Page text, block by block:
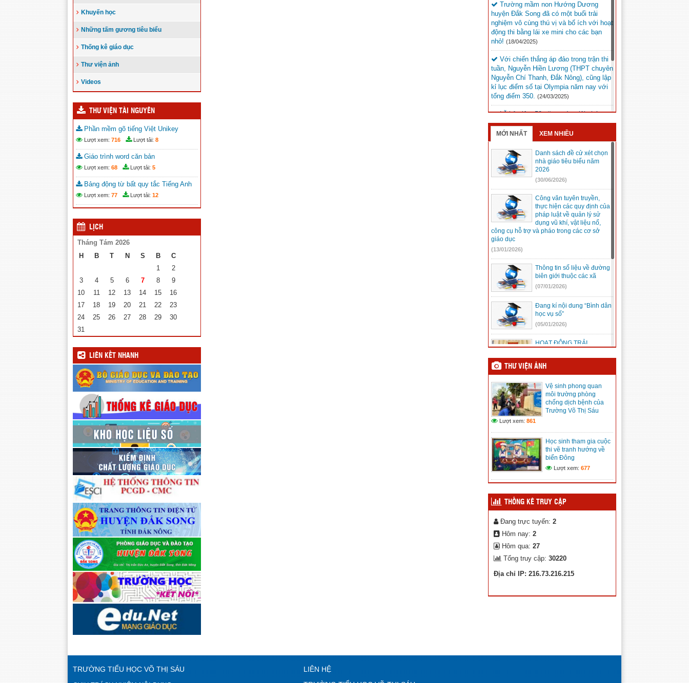
Khuyến học
Những tấm gương tiêu biểu
Thống kê giáo dục
Thư viện ảnh
Videos
THƯ VIỆN TÀI NGUYÊN
Phần mềm gõ tiếng Việt Unikey
Lượt xem: 716 Lượt tải: 8
Giáo trình word căn bản
Lượt xem: 68 Lượt tải: 5
Bảng động từ bất quy tắc Tiếng Anh
Lượt xem: 77 Lượt tải: 12
LỊCH
Tháng Tám 2026
H
B T N S B
C
1
2
3
4 5 6 7 8
9
10
11 12 13 14 15
16
17
18 19 20 21 22
23
24
25 26 27 28 29
30
31
LIÊN KẾT NHANH
Trường mầm non Hướng Dương
huyện Đắk Song đã có một buổi trải
nghiệm vô cùng thú vị và bổ ích với hoạt
động thi bằng lái xe mini cho các bạn
nhỏ! (18/04/2025)
Với chiến thắng áp đảo trong trận thi
tuần, Nguyễn Hiền Lương (THPT chuyên
Nguyễn Chí Thanh, Đắk Nông), cũng lập
kỉ lục điểm số tại Olympia năm nay với
tổng điểm 350. (24/03/2025)
Lễ kỷ niệm 50 năm ngày giải phóng
Đức Lập dự kiến sẽ diễn ra vào lúc 20h
ngày 9/3/2025 tại Quảng trường Đắk Mil.
Kỳ thi chọn học sinh giỏi trung học cơ
sở cấp tỉnh, năm học 2024 – 2025 tại
Hội đồng thi Đắk Song. (05/03/2025)
MỚI NHẤT XEM NHIỀU
Danh sách đề cử xét chọn
nhà giáo tiêu biểu năm
2026
(30/06/2026)
Công văn tuyên truyền,
thực hiện các quy định của
pháp luật về quản lý sử
dụng vũ khí, vật liệu nổ,
công cụ hỗ trợ và pháo trong các cơ sở
giáo dục
(13/01/2026)
Thông tin số liệu về đường
biên giới thuộc các xã
(07/01/2026)
Đang kí nội dung “Bình dân
học vụ số”
(05/01/2026)
HOẠT ĐỘNG TRẢI
ĐỎ”
(23/12/2025)
Mic không dây, những điều
cần biết
(08/12/2025)
đổng tỉnh Lâm Đồng lần I
(08/12/2025)
Kế hoạch chuyển đổi số xã
Trường Xuân
(12/11/2025)
THƯ VIỆN ẢNH
Vệ sinh phong quan
môi trường phòng
chống dịch bệnh của
Trường Võ Thị Sáu
Lượt xem: 861
Học sinh tham gia cuộc
thi vẽ tranh hướng về
biển Đông
Lượt xem: 677
THỐNG KÊ TRUY CẬP
Đang trực tuyến: 2
Hôm nay: 2
Hôm qua: 27
Tổng truy cập: 30220
Địa chỉ IP: 216.73.216.215
TRƯỜNG TIỂU HỌC VÕ THỊ SÁU
LIÊN HỆ